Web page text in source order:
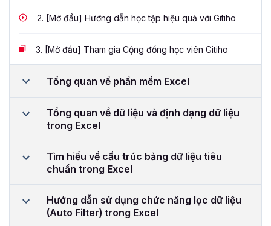
2. [Mở đầu] Hướng dẫn học tập hiệu quả với Gitiho
3. [Mở đầu] Tham gia Cộng đồng học viên Gitiho
Tổng quan về phần mềm Excel
Tổng quan về dữ liệu và định dạng dữ liệu
trong Excel
Tìm hiểu về cấu trúc bảng dữ liệu tiêu
chuẩn trong Excel
Hướng dẫn sử dụng chức năng lọc dữ liệu
(Auto Filter) trong Excel